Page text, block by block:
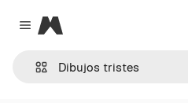
Close menu
Magnific